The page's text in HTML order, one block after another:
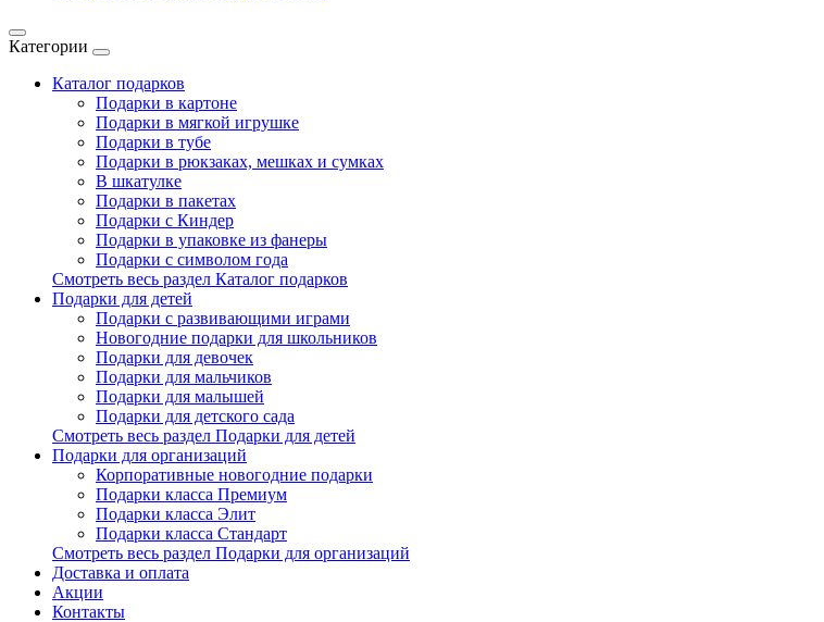
Категории
Каталог подарков
Подарки в картоне
Подарки в мягкой игрушке
Подарки в тубе
Подарки в рюкзаках, мешках и сумках
В шкатулке
Подарки в пакетах
Подарки с Киндер
Подарки в упаковке из фанеры
Подарки с символом года
Смотреть весь раздел Каталог подарков
Подарки для детей
Подарки с развивающими играми
Новогодние подарки для школьников
Подарки для девочек
Подарки для мальчиков
Подарки для малышей
Подарки для детского сада
Смотреть весь раздел Подарки для детей
Подарки для организаций
Корпоративные новогодние подарки
Подарки класса Премиум
Подарки класса Элит
Подарки класса Стандарт
Смотреть весь раздел Подарки для организаций
Доставка и оплата
Акции
Контакты